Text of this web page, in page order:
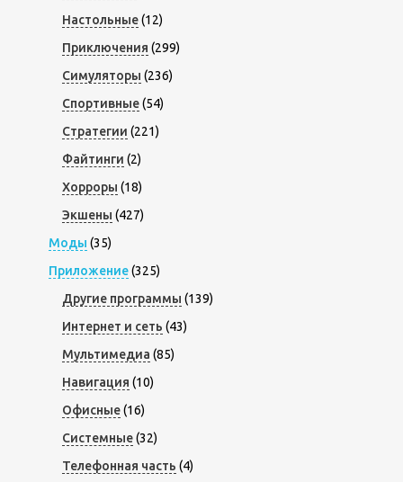
Настольные(12)
Приключения (299)
Симуляторы (236)
Спортивные(54)
Стратегии (221)
Файтинги (2)
Хорроры (18)
Экшены (427)
Моды (35)
Приложение(325)
Другие программы (139)
Интернет и сеть (43)
Мультимедиа (85)
Навигация (10)
Офисные(16)
Системные(32)
Телефонная часть (4)